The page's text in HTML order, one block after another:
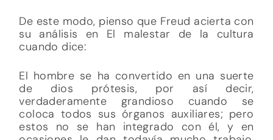
De este modo, pienso que Freud acierta con
su análisis en El malestar de la cultura
cuando dice:
El hombre se ha convertido en una suerte
de dios prótesis, por así decir,
verdaderamente grandioso cuando se
coloca todos sus órganos auxiliares; pero
estos no se han integrado con él, y en